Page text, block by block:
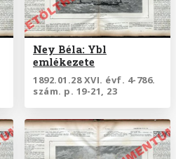
Ney Béla: Ybl
emlékezete
1892.01.28 XVI. évf. 4-786.
szám. p. 19-21, 23